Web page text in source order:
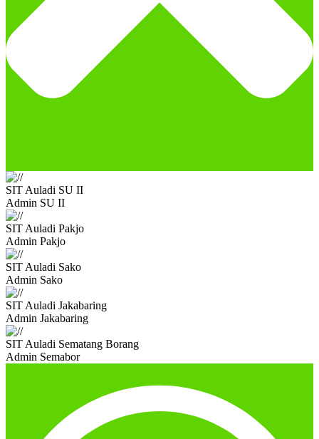
SIT Auladi SU II
Admin SU II
SIT Auladi Pakjo
Admin Pakjo
SIT Auladi Sako
Admin Sako
SIT Auladi Jakabaring
Admin Jakabaring
SIT Auladi Sematang Borang
Admin Semabor